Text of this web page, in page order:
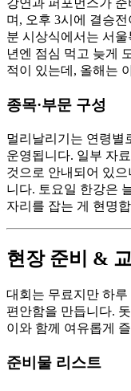
강연과 퍼포먼스가
며, 오후 3시에 결승
분 시상식에서는 서
년엔 점심 먹고 늦게
적이 있는데, 올해는
종목·부문 구성
멀리날리기는 연령별
운영됩니다. 일부 자
것으로 안내되어 있
니다. 토요일 한강은
자리를 잡는 게 현명
현장 준비 &
대회는 무료지만 하
편안함을 만듭니다.
이와 함께 여유롭게
준비물 리스트